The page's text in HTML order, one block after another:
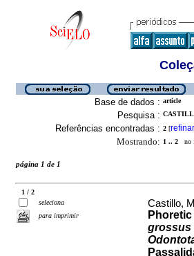
Base de dados : article
Pesquisa :
Referências encontradas : 2 [refinar
Mostrando: 1 .. 2 no
página 1 de 1
1 / 2
seleciona
para imprimir
Castillo,
grossus